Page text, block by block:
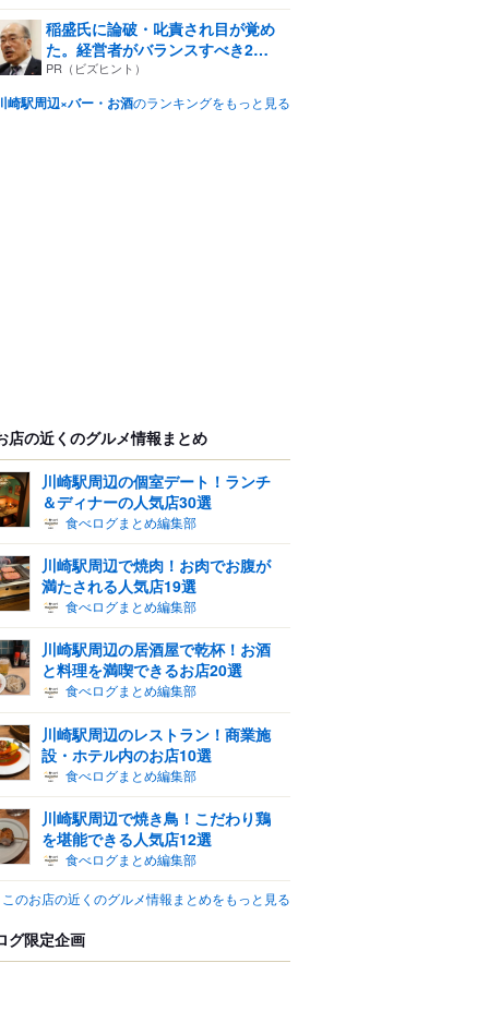
稲盛氏に論破・叱責され目が覚め
た。経営者がバランスすべき2
つ...
PR（ビズヒント）
崎駅周辺×バー・お酒のランキングをもっと見る
店の近くのグルメ情報まとめ
川崎駅周辺の個室デート！ランチ
＆ディナーの人気店30選
食べログまとめ編集部
川崎駅周辺で焼肉！お肉でお腹が
満たされる人気店19選
食べログまとめ編集部
川崎駅周辺の居酒屋で乾杯！お酒
と料理を満喫できるお店20選
食べログまとめ編集部
川崎駅周辺のレストラン！商業施
設・ホテル内のお店10選
食べログまとめ編集部
川崎駅周辺で焼き鳥！こだわり鶏
を堪能できる人気店12選
食べログまとめ編集部
このお店の近くのグルメ情報まとめをもっと見る
グ限定企画